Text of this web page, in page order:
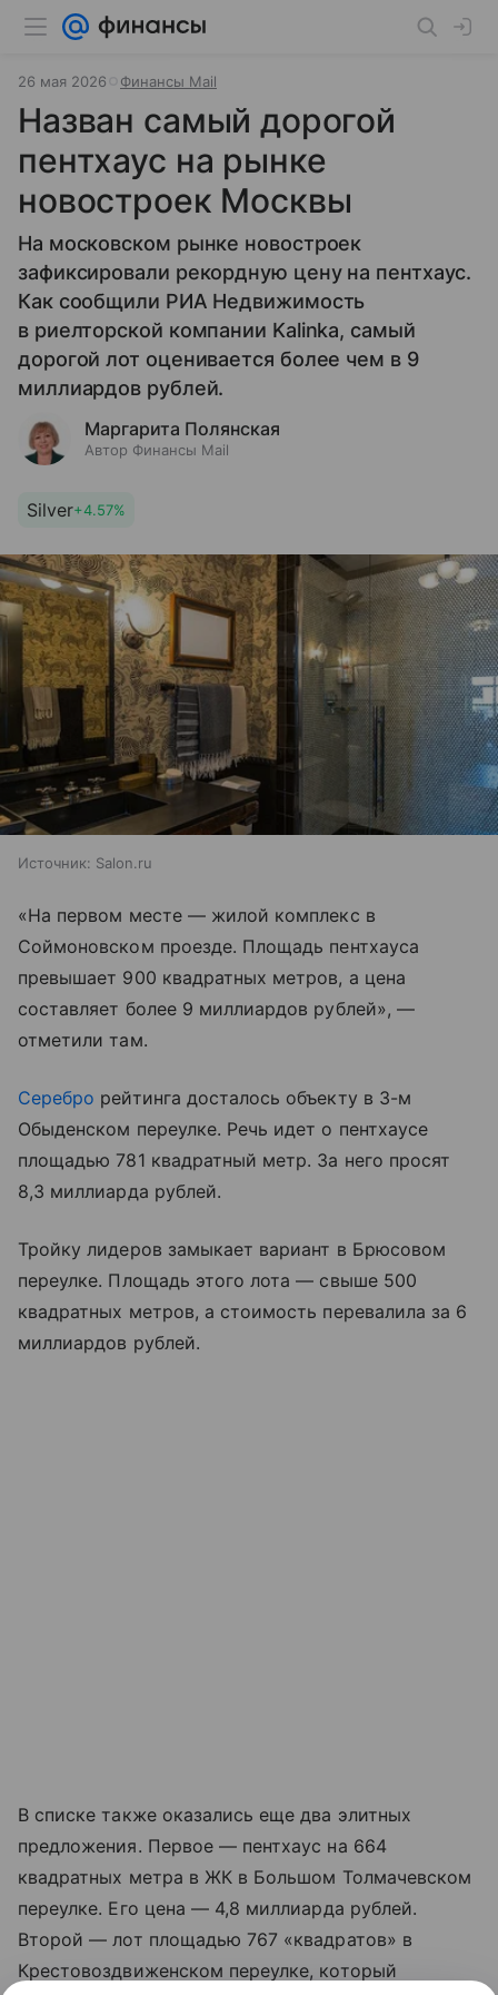
26 мая 2026 Финансы Mail
Назван самый дорогой
пентхаус на рынке
новостроек Москвы
На московском рынке новостроек
зафиксировали рекордную цену на пентхаус.
Как сообщили РИА Недвижимость
в риелторской компании Kalinka, самый
дорогой лот оценивается более чем в 9
миллиардов рублей.
Маргарита Полянская
Автор Финансы Mail
Silver+4.57%
Источник: Salon.ru
«На первом месте — жилой комплекс в
Соймоновском проезде. Площадь пентхауса
превышает 900 квадратных метров, а цена
составляет более 9 миллиардов рублей», —
отметили там.
Серебро рейтинга досталось объекту в 3-м
Обыденском переулке. Речь идет о пентхаусе
площадью 781 квадратный метр. За него просят
8,3 миллиарда рублей.
Тройку лидеров замыкает вариант в Брюсовом
переулке. Площадь этого лота — свыше 500
квадратных метров, а стоимость перевалила за 6
миллиардов рублей.
В списке также оказались еще два элитных
предложения. Первое — пентхаус на 664
квадратных метра в ЖК в Большом Толмачевском
переулке. Его цена — 4,8 миллиарда рублей.
Второй — лот площадью 767 «квадратов» в
Крестовоздвиженском переулке, который